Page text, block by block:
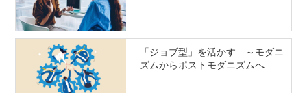
「ジョブ型」を活かす ～モダニ
ズムからポストモダニズムへ